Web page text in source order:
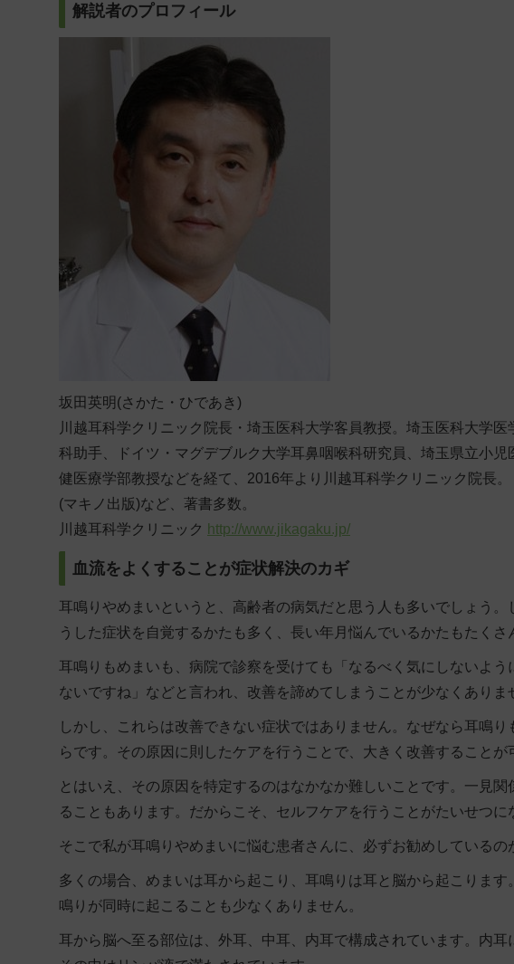
解説者のプロフィール
坂田英明(さかた・ひであき)
川越耳科学クリニック院長・埼玉医科大学客員教授。埼玉医科大学
科助手、ドイツ・マグデブルク大学耳鼻咽喉科研究員、埼玉県立小
健医療学部教授などを経て、2016年より川越耳科学クリニック院長
(マキノ出版)など、著書多数。
川越耳科学クリニック
http://www.jikagaku.jp/
血流をよくすることが症状解決のカギ
耳鳴りやめまいというと、高齢者の病気だと思う人も多いでしょう
うした症状を自覚するかたも多く、長い年月悩んでいるかたもたくさ
耳鳴りもめまいも、病院で診察を受けても「なるべく気にしないよ
ないですね」などと言われ、改善を諦めてしまうことが少なくありま
しかし、これらは改善できない症状ではありません。なぜなら耳鳴
らです。その原因に則したケアを行うことで、大きく改善することが
とはいえ、その原因を特定するのはなかなか難しいことです。一見
ることもあります。だからこそ、セルフケアを行うことがたいせつに
そこで私が耳鳴りやめまいに悩む患者さんに、必ずお勧めしているの
多くの場合、めまいは耳から起こり、耳鳴りは耳と脳から起こりま
鳴りが同時に起こることも少なくありません。
耳から脳へ至る部位は、外耳、中耳、内耳で構成されています。内耳